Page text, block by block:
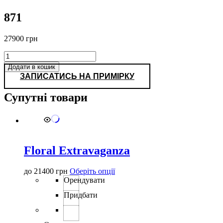
871
27900 грн
871
кількість
Додати в кошик
ЗАПИСАТИСЬ НА ПРИМІРКУ
Супутні товари
Floral Extravaganza
до 21400 грн Оберіть опціїЦей
Орендувати
Придбати